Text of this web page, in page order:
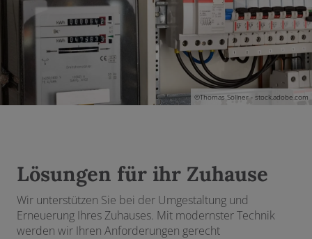
©Thomas Söllner - stock.adobe.com
Lösungen für ihr Zuhause
Wir unterstützen Sie bei der Umgestaltung und
Erneuerung Ihres Zuhauses. Mit modernster Technik
werden wir Ihren Anforderungen gerecht
und schließen
und schließen